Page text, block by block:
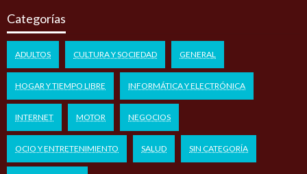
Categorías
ADULTOS CULTURA Y SOCIEDAD GENERAL
HOGAR Y TIEMPO LIBRE INFORMÁTICA Y ELECTRÓNICA
INTERNET MOTOR NEGOCIOS
OCIO Y ENTRETENIMIENTO SALUD SIN CATEGORÍA